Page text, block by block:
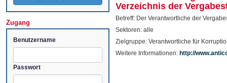
Zugang
Benutzername
Passwort
Verzeichnis der
Betreff: Der Verantwortliche der
Sektoren: alle
Zielgruppe: Verantwortliche für
Weitere Informationen: http://